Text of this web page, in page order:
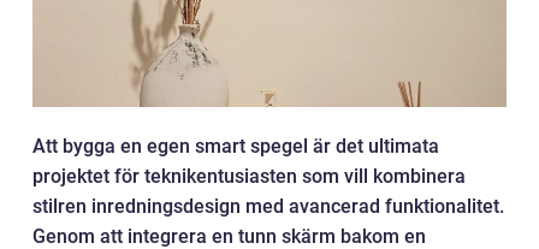
Att bygga en egen smart spegel är det ultimata
projektet för teknikentusiasten som vill kombinera
stilren inredningsdesign med avancerad funktionalitet.
Genom att integrera en tunn skärm bakom en